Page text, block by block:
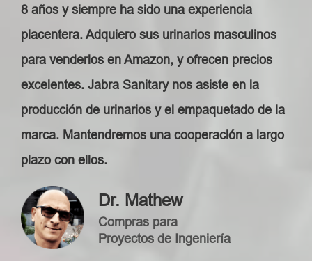
8 años y siempre ha sido una experiencia
placentera. Adquiero sus urinarios masculinos
para venderlos en Amazon, y ofrecen precios
excelentes. Jabra Sanitary nos asiste en la
producción de urinarios y el empaquetado de la
marca. Mantendremos una cooperación a largo
plazo con ellos.
Dr. Mathew
Compras para
Proyectos de Ingeniería